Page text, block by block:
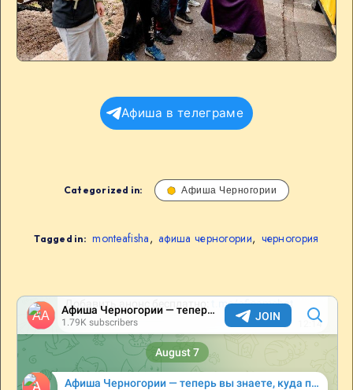
Афиша в телеграме
Categorized in: Афиша Черногории
Tagged in: monteafisha, афиша черногории, черногория